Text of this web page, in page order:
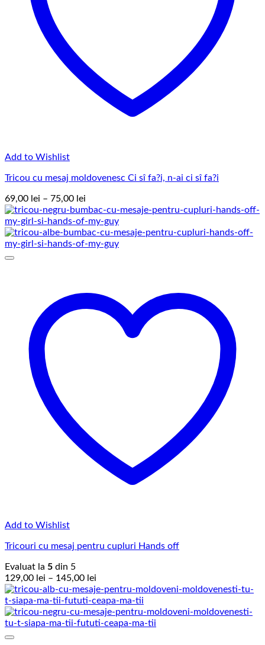
Add to Wishlist
Tricou cu mesaj moldovenesc Ci sî fa?i, n-ai ci sî fa?i
69,00 lei – 75,00 lei
de
prețuri:
69,00 lei
până
Add to Wishlist
Tricouri cu mesaj pentru cupluri Hands off
Evaluat la 5 din 5
129,00 lei – 145,00 lei
de
prețuri:
129,00 lei
până